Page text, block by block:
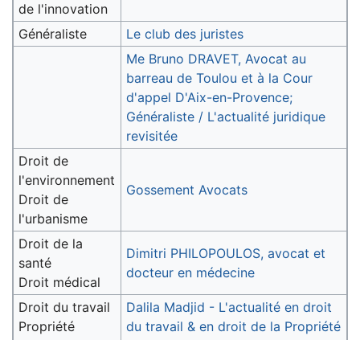
de l'innovation
Généraliste
Le club des juristes
Me Bruno DRAVET, Avocat au
barreau de Toulou et à la Cour
d'appel D'Aix-en-Provence;
Généraliste / L'actualité juridique
revisitée
Droit de
l'environnement
Droit de
l'urbanisme
Gossement Avocats
Droit de la
santé
Droit médical
Dimitri PHILOPOULOS, avocat et
docteur en médecine
Droit du travail
Propriété
Dalila Madjid - L'actualité en droit
du travail & en droit de la Propriété